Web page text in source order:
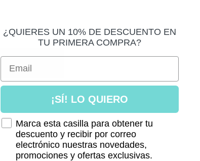
¿QUIERES UN 10% DE DESCUENTO EN
TU PRIMERA COMPRA?
Email
¡SÍ! LO QUIERO
Marca esta casilla para obtener tu
descuento y recibir por correo
electrónico nuestras novedades,
promociones y ofertas exclusivas.